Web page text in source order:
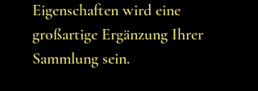
Eigenschaften wird eine
großartige Ergänzung Ihrer
Sammlung sein.